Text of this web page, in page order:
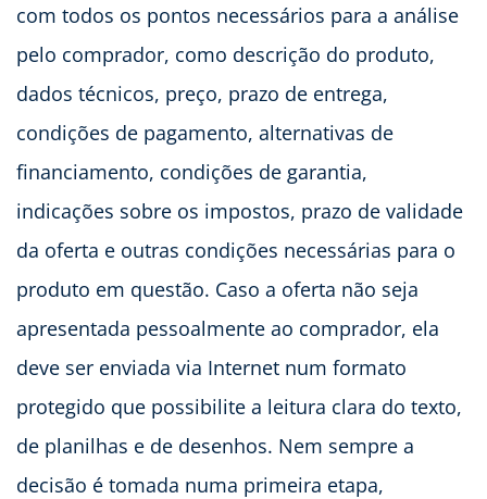
com todos os pontos necessários para a análise
pelo comprador, como descrição do produto,
dados técnicos, preço, prazo de entrega,
condições de pagamento, alternativas de
financiamento, condições de garantia,
indicações sobre os impostos, prazo de validade
da oferta e outras condições necessárias para o
produto em questão. Caso a oferta não seja
apresentada pessoalmente ao comprador, ela
deve ser enviada via Internet num formato
protegido que possibilite a leitura clara do texto,
de planilhas e de desenhos. Nem sempre a
decisão é tomada numa primeira etapa,